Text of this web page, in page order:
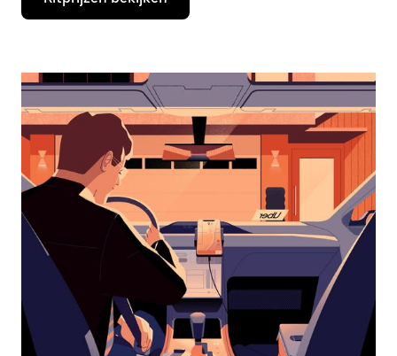
de
de
te
openen
een
datum
te
selecteren.
Druk
Escape
agenda
te
sluiten.